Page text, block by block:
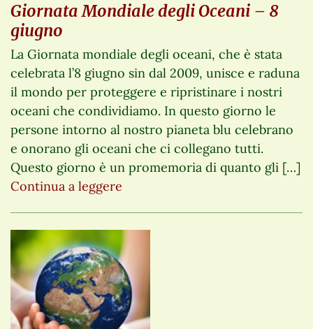
Giornata Mondiale degli Oceani – 8
giugno
La Giornata mondiale degli oceani, che è stata
celebrata l’8 giugno sin dal 2009, unisce e raduna
il mondo per proteggere e ripristinare i nostri
oceani che condividiamo. In questo giorno le
persone intorno al nostro pianeta blu celebrano
e onorano gli oceani che ci collegano tutti.
Questo giorno è un promemoria di quanto gli […]
Continua a leggere